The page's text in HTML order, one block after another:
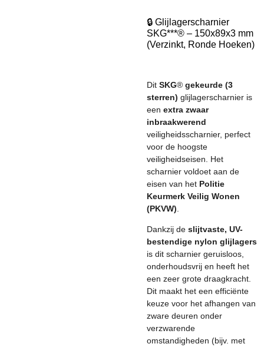
🔒 Glijlagerscharnier
SKG***® – 150x89x3 mm
(Verzinkt, Ronde Hoeken)
Dit SKG® gekeurde (3
sterren) glijlagerscharnier is
een extra zwaar
inbraakwerend
veiligheidsscharnier, perfect
voor de hoogste
veiligheidseisen. Het
scharnier voldoet aan de
eisen van het Politie
Keurmerk Veilig Wonen
(PKVW)
Dankzij de slijtvaste, UV-
bestendige nylon glijlagers
is dit scharnier geruisloos,
onderhoudsvrij en heeft het
een zeer grote draagkracht.
Dit maakt het een efficiënte
keuze voor het afhangen van
zware deuren onder
verzwarende
omstandigheden (bijv. met